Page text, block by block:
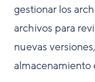
gestionar los
archivos para
nuevas
almacenamiento